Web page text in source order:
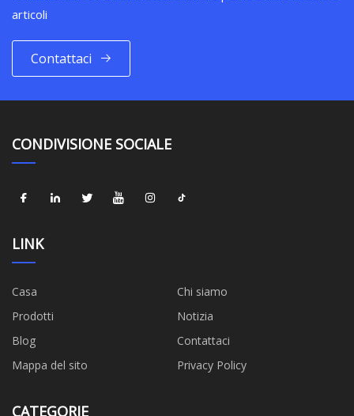
articoli
Contattaci
CONDIVISIONE SOCIALE
LINK
Casa
Chi siamo
Prodotti
Notizia
Blog
Contattaci
Mappa del sito
Privacy Policy
CATEGORIE